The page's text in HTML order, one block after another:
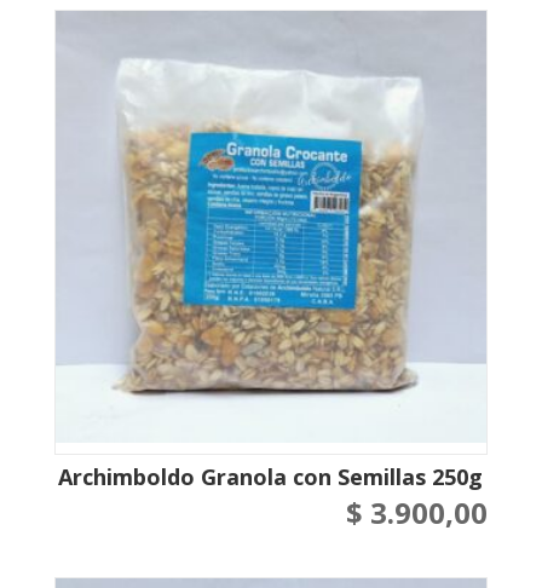
Archimboldo Granola con Semillas 250g
$ 3.900,00